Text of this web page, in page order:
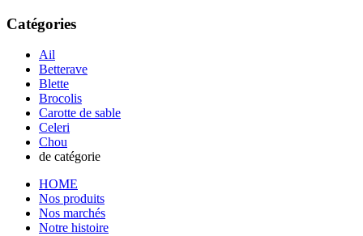
Catégories
Ail
Betterave
Blette
Brocolis
Carotte de sable
Celeri
Chou
de catégorie
HOME
Nos produits
Nos marchés
Notre histoire